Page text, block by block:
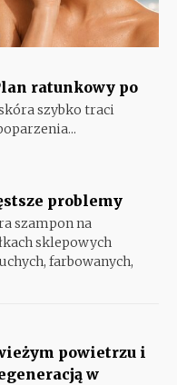
ratunkowy po
szybko traci
problemy
szampon na
sklepowych
farbowanych,
powietrzu i
w